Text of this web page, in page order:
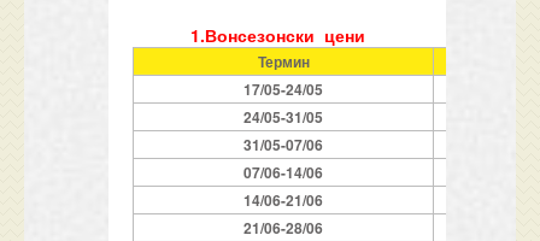
1.Вонсезонски цени
Термин
17/05-24/05
24/05-31/05
31/05-07/06
07/06-14/06
14/06-21/06
21/06-28/06